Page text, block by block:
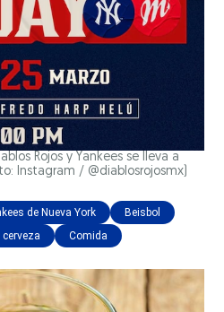
Rojos y Yankees se lleva a
Instagram / @diablosrojosmx)
de Nueva York
Beisbol
cerveza Comida